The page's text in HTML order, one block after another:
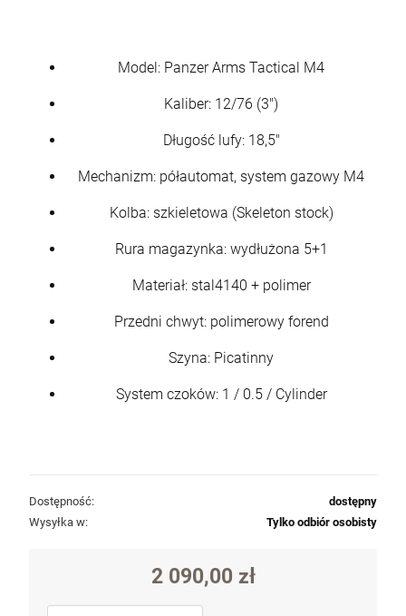
Model: Panzer Arms Tactical M4
Kaliber: 12/76 (3")
Długość lufy: 18,5"
Mechanizm: półautomat, system gazowy M4
Kolba: szkieletowa (Skeleton stock)
Rura magazynka: wydłużona 5+1
Materiał: stal4140 + polimer
Przedni chwyt: polimerowy forend
Szyna: Picatinny
System czoków: 1 / 0.5 / Cylinder
Dostępność:
dostępny
Wysyłka w:
Tylko odbiór osobisty
2 090,00 zł